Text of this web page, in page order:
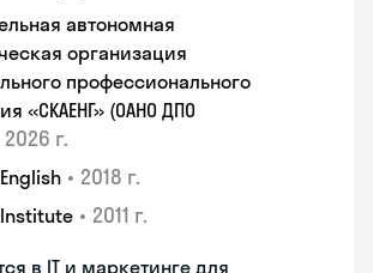
автономная
организация
профессионального
«СКАЕНГ» (ОАНО ДПО
2026 г.
• 2018 г.
• 2011 г.
в IT и маркетинге для